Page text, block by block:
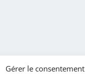
Gérer le consentement